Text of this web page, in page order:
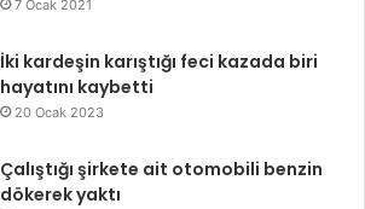
7 Ocak 2021
İki kardeşin karıştığı feci kazada biri
hayatını kaybetti
20 Ocak 2023
Çalıştığı şirkete ait otomobili benzin
dökerek yaktı